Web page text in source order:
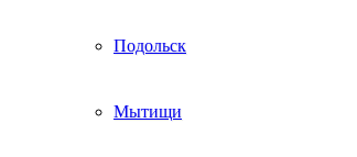
Подольск
Мытищи